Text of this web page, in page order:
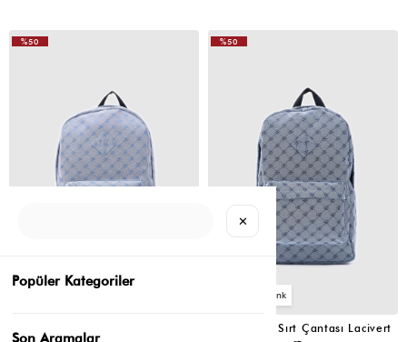
%50
Louse Jakar Sırt Çantası Lacivert
%50
✕
Popüler Kategoriler
Son Aramalar